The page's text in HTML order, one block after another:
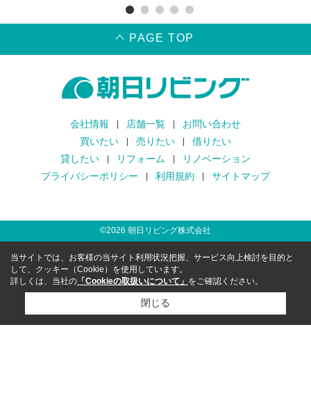
PAGE TOP
会社情報 店舗一覧
お問い合わせ
買いたい
売りたい
借りたい
貸したい
リフォーム
リノベーション
プライバシーポリシー
利用規約 サイトマップ
©2026 朝日リビング株式会社
当サイトでは、お客様の当サイト利用状況把握、サービス向上検討を目的と
して、クッキー（Cookie）を使用しています。
詳しくは、当社の 「Cookieの取扱いについて」 をご確認ください。
閉じる